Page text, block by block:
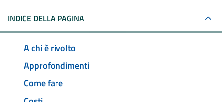
INDICE DELLA PAGINA
A chi è rivolto
Approfondimenti
Come fare